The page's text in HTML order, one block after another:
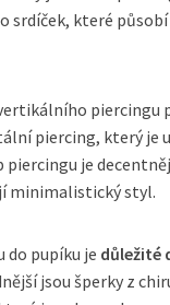
srdíček, které působí
piercingu
piercing, který je
je
minimalistický styl.
do pupíku je důležité
jsou šperky z